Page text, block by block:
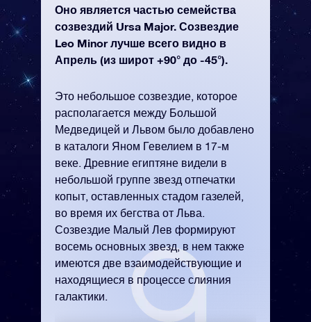
Оно является частью семейства
созвездий Ursa Major. Созвездие
Leo Minor лучше всего видно в
Апрель (из широт +90° до -45°).
Это небольшое созвездие, которое
располагается между Большой
Медведицей и Львом было добавлено
в каталоги Яном Гевелием в 17-м
веке. Древние египтяне видели в
небольшой группе звезд отпечатки
копыт, оставленных стадом газелей,
во время их бегства от Льва.
Созвездие Малый Лев формируют
восемь основных звезд, в нем также
имеются две взаимодействующие и
находящиеся в процессе слияния
галактики.